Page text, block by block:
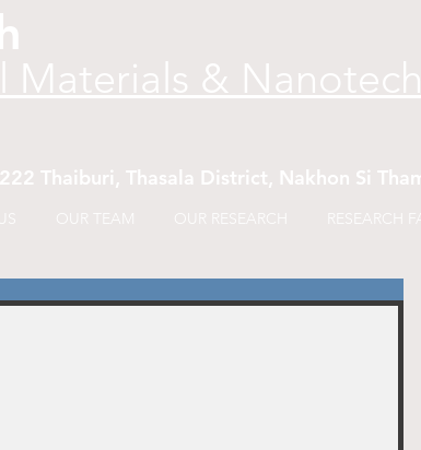
Materials &
OUR TEAM OUR RESEARCH RESEARCH
Thaiburi, Thasala District, Nakhon Si